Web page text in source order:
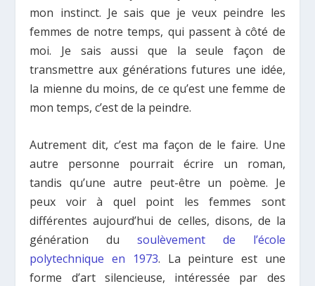
mon instinct. Je sais que je veux peindre les
femmes de notre temps, qui passent à côté de
moi. Je sais aussi que la seule façon de
transmettre aux générations futures une idée,
la mienne du moins, de ce qu’est une femme de
mon temps, c’est de la peindre.
Autrement dit, c’est ma façon de le faire. Une
autre personne pourrait écrire un roman,
tandis qu’une autre peut-être un poème. Je
peux voir à quel point les femmes sont
différentes aujourd’hui de celles, disons, de la
génération du soulèvement de l’école
polytechnique en 1973. La peinture est une
forme d’art silencieuse, intéressée par des